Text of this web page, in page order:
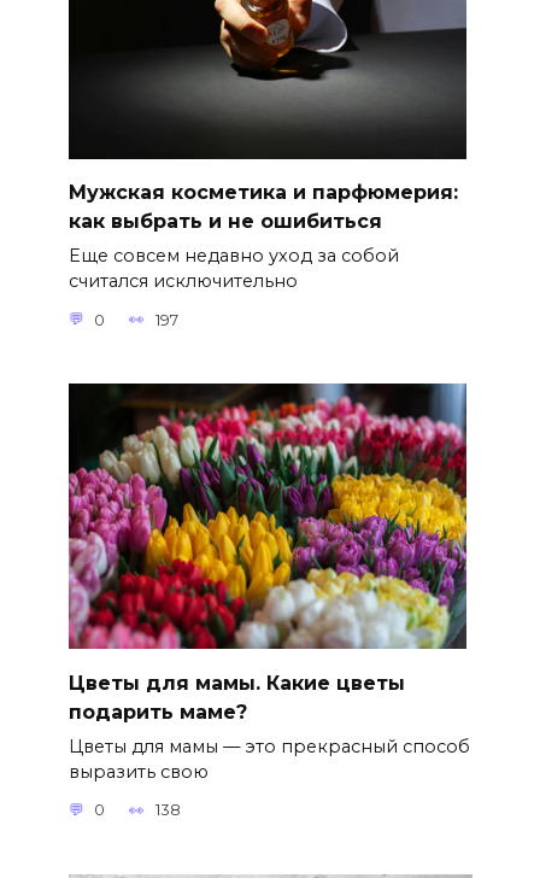
Мужская косметика и парфюмерия:
как выбрать и не ошибиться
Еще совсем недавно уход за собой
считался исключительно
0 197
Цветы для мамы. Какие цветы
подарить маме?
Цветы для мамы — это прекрасный способ
выразить свою
0 138